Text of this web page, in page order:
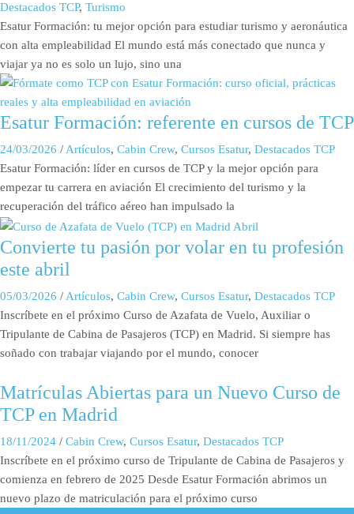
Destacados TCP, Turismo
Esatur Formación: tu mejor opción para estudiar turismo y aeronáutica
con alta empleabilidad El mundo está más conectado que nunca y
viajar ya no es solo un lujo, sino una
Esatur Formación: referente en cursos de TCP
24/03/2026 /Artículos, Cabin Crew, Cursos Esatur, Destacados TCP
Esatur Formación: líder en cursos de TCP y la mejor opción para
empezar tu carrera en aviación El crecimiento del turismo y la
recuperación del tráfico aéreo han impulsado la
Convierte tu pasión por volar en tu profesión
este abril
05/03/2026 / Artículos, Cabin Crew, Cursos Esatur, Destacados TCP
Inscríbete en el próximo Curso de Azafata de Vuelo, Auxiliar o
Tripulante de Cabina de Pasajeros (TCP) en Madrid. Si siempre has
soñado con trabajar viajando por el mundo, conocer
Matrículas Abiertas para un Nuevo Curso de
TCP en Madrid
18/11/2024 / Cabin Crew, Cursos Esatur, Destacados TCP
Inscríbete en el próximo curso de Tripulante de Cabina de Pasajeros y
comienza en febrero de 2025 Desde Esatur Formación abrimos un
nuevo plazo de matriculación para el próximo curso